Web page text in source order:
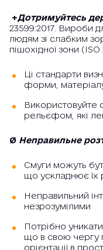
+Дотримуйтесь
23599:2017. Вироби
людям зі слабким
пішохідної зони
Ці стандарти
форми,
Використовуйте
рельєфом, які
Ø Неправильне
Смуги можуть
що ускладнює їх
Неправильний
незрозумілими
Потрібно
що в свою чергу
орієнтації в